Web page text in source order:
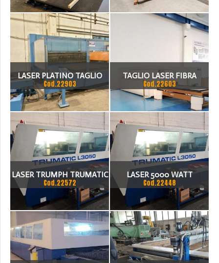
LASER PLATINO TAGLIO
1500 WATT
Cod.22903
TAGLIO LASER FIBRA
OPERA FIBRA EVOLUTION
1530 2040 2060 BENE
NUOVO
Cod.22603
LASER TRUMPH TRUMATIC
3050 ANNO 2005
Cod.22572
LASER 5000 WATT
3000MM X 1500MM
Cod.22448